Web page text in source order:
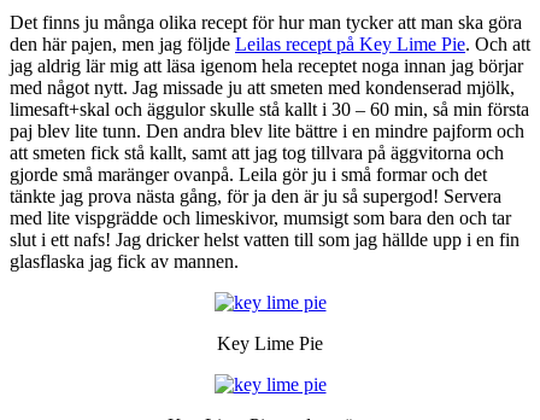
Det finns ju många olika recept för hur man tycker att man ska göra
den här pajen, men jag följde Leilas recept på Key Lime Pie. Och att
jag aldrig lär mig att läsa igenom hela receptet noga innan jag börjar
med något nytt. Jag missade ju att smeten med kondenserad mjölk,
limesaft+skal och äggulor skulle stå kallt i 30 – 60 min, så min första
paj blev lite tunn. Den andra blev lite bättre i en mindre pajform och
att smeten fick stå kallt, samt att jag tog tillvara på äggvitorna och
gjorde små maränger ovanpå. Leila gör ju i små formar och det
tänkte jag prova nästa gång, för ja den är ju så supergod! Servera
med lite vispgrädde och limeskivor, mumsigt som bara den och tar
slut i ett nafs! Jag dricker helst vatten till som jag hällde upp i en fin
glasflaska jag fick av mannen.
Key Lime Pie